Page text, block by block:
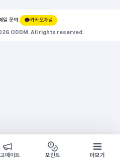
일 문의 |
카카오채널
ODDM. All rights reserved.
쇼핑몰 구경하기
방문시 1G
메이트 포인트 더보기